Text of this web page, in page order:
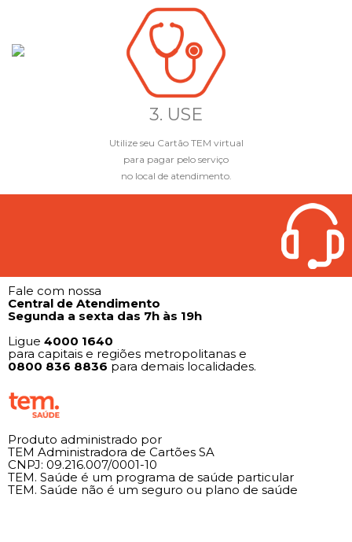
3. USE
Utilize seu Cartão TEM virtual
para pagar pelo serviço
no local de atendimento.
Fale com nossa
Central de Atendimento
Segunda a sexta das 7h às 19h
Ligue 4000 1640
para capitais e regiões metropolitanas e
0800 836 8836 para demais localidades.
Produto administrado por
TEM Administradora de Cartões SA
CNPJ: 09.216.007/0001-10
TEM. Saúde é um programa de saúde particular
TEM. Saúde não é um seguro ou plano de saúde